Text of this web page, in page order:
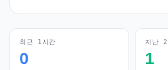
최근 1시간
0
지난
1